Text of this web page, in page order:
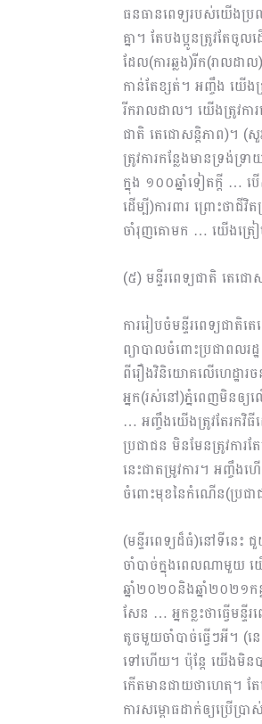
ធនធានពេទ្យរបស់យើងប្
គ្នា។ តែបងប្អូនត្រូវតែ
ដែល(ការឆ្លង)រីក(រាលដា
កាន់តែខ្សត់។ អញ្ចឹង យើង
រីករាលដាល។ យើងត្រូវកា
ជាតិ តេជោសន្ដិភាព)។ (
ត្រូវការកន្លែងមានទ្រង់
ក្នុង ១០០ឆ្នាំទៀតក្តី …
ដើម្បី)ការពារ ព្រោះថា
ចាំរុញគោមក … យើងត្រ
(៥) មន្ទីរពេទ្យជាតិ តេជ
ការរៀបចំមន្ទីរពេទ្យជា
ព្យាបាលចំពោះប្រជាពលរ
ពីរឿងវិនិយោគលើហេដ្ឋា
អ្នក(រស់នៅ)ភ្នំពេញមិន
… អញ្ចឹងយើងត្រូវតែរកវិធី
ប្រជាជន មិនមែនត្រូវការ
នេះជាតម្រូវការ។ អញ្ចឹង
ចំពោះមុខនៃកំណើន(ប្រជ
(មន្ទីរពេទ្យដ៏ធំ)នៅទីនេះ
ចាំបាច់ក្នុងពេលណាមួយ
ឆ្នាំ២០២០និងឆ្នាំ២០២១ក
សែន … អ្នកខ្លះថាធ្វើមន្
តូចមួយចាំបាច់ធ្វើៗអី។ (ន
ទៅហើយ។ ប៉ុន្តែ យើងមិន
កើតមានជាយថាហេតុ។ តែ
ការសម្ពោធដាក់ឲ្យប្រើប្រ